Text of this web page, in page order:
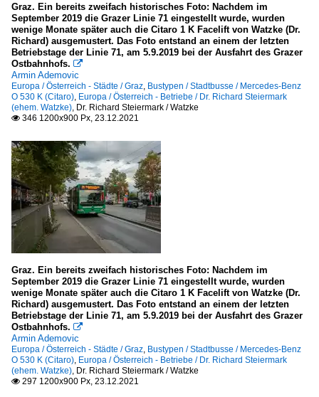
Graz. Ein bereits zweifach historisches Foto: Nachdem im
September 2019 die Grazer Linie 71 eingestellt wurde, wurden
wenige Monate später auch die Citaro 1 K Facelift von Watzke (Dr.
Richard) ausgemustert. Das Foto entstand an einem der letzten
Betriebstage der Linie 71, am 5.9.2019 bei der Ausfahrt des Grazer
Ostbahnhofs. 
Armin Ademovic
Europa / Österreich - Städte / Graz, Bustypen / Stadtbusse / Mercedes-Benz
O 530 K (Citaro), Europa / Österreich - Betriebe / Dr. Richard Steiermark
(ehem. Watzke), Dr. Richard Steiermark / Watzke
 346 1200x900 Px, 23.12.2021
Graz. Ein bereits zweifach historisches Foto: Nachdem im
September 2019 die Grazer Linie 71 eingestellt wurde, wurden
wenige Monate später auch die Citaro 1 K Facelift von Watzke (Dr.
Richard) ausgemustert. Das Foto entstand an einem der letzten
Betriebstage der Linie 71, am 5.9.2019 bei der Ausfahrt des Grazer
Ostbahnhofs. 
Armin Ademovic
Europa / Österreich - Städte / Graz, Bustypen / Stadtbusse / Mercedes-Benz
O 530 K (Citaro), Europa / Österreich - Betriebe / Dr. Richard Steiermark
(ehem. Watzke), Dr. Richard Steiermark / Watzke
 297 1200x900 Px, 23.12.2021